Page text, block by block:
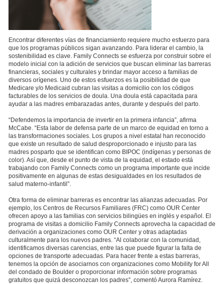
Encontrar diferentes vías de financiamiento requiere mucho esfuerzo para
que los programas públicos sigan avanzando. Para liderar el cambio, la
sostenibilidad es clave. Family Connects se esfuerza por construir sobre el
modelo inicial con la adición de servicios que buscan eliminar las barreras
financieras, sociales y culturales y brindar mayor acceso a familias de
diversos orígenes. Uno de estos esfuerzos es la posibilidad de que
Medicare y/o Medicaid cubran las visitas a domicilio con los códigos
facturables de los servicios de doula. Una doula está capacitada para
ayudar a las madres embarazadas antes, durante y después del parto.
“Defendemos la importancia de invertir en la primera infancia”, afirma
McCabe. “Esta labor de defensa parte de un marco de equidad en torno a
las transformaciones sociales. Los grupos a nivel estatal han reconocido
que existe un resultado de salud desproporcionado e injusto para las
madres posparto que se identifican como BIPOC (indígenas y personas de
color). Así que, desde el punto de vista de la equidad, el estado está
trabajando con Family Connects como un programa importante que incide
positivamente en algunas de estas desigualdades en los resultados de
salud materno-infantil”.
Otra forma de eliminar barreras es encontrar las alianzas adecuadas. Por
ejemplo, los Centros de Recursos Familiares (FRC) como OUR Center
ofrecen apoyo a las familias con servicios bilingües en inglés y español. El
programa de visitas a domicilio Family Connects aprovecha la capacidad de
derivación a organizaciones como OUR Center y otras adaptadas
culturalmente para los nuevos padres. “Al colaborar con la comunidad,
identificamos diversas carencias, entre las que puede figurar la falta de
opciones de transporte adecuadas. Para hacer frente a estas barreras,
tenemos la opción de asociarnos con organizaciones como Mobility for All
del condado de Boulder o proporcionar información sobre programas
gratuitos que quizá desconozcan los padres”, comentó Aurora Ramírez.